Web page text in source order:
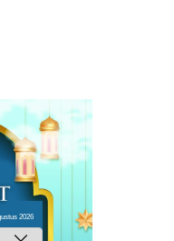
2026